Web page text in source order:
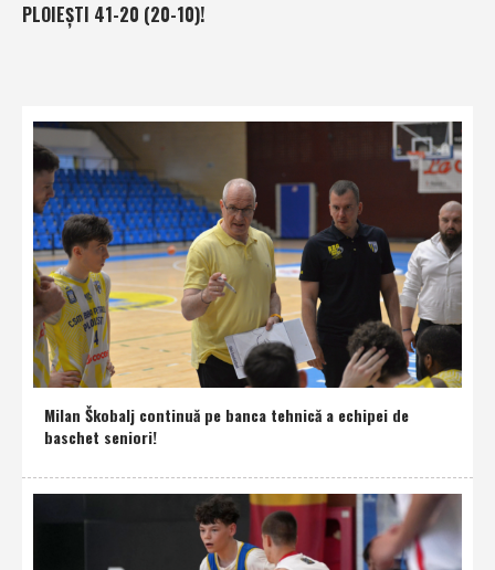
PLOIEŞTI 41-20 (20-10)!
Milan Škobalj continuă pe banca tehnică a echipei de
baschet seniori!
Club Sportiv Municipal Ploiesti © 2016 | Toate drepturile rezervate